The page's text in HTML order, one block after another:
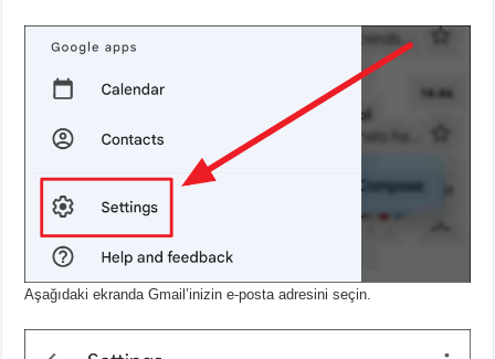
Aşağıdaki ekranda Gmail’inizin e-posta adresini seçin.